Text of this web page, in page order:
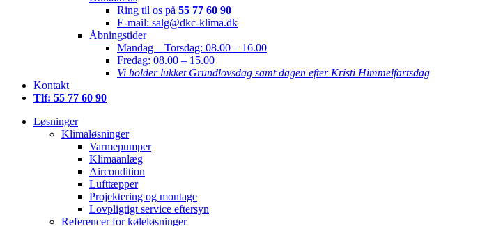
Ring til os på 55 77 60 90
E-mail: salg@dkc-klima.dk
Åbningstider
Mandag – Torsdag: 08.00 – 16.00
Fredag: 08.00 – 15.00
Vi holder lukket Grundlovsdag samt dagen efter Kristi Himmelfartsdag
Kontakt
Tlf: 55 77 60 90
Løsninger
Klimaløsninger
Varmepumper
Klimaanlæg
Aircondition
Lufttæpper
Projektering og montage
Lovpligtigt service eftersyn
Referencer for køleløsninger